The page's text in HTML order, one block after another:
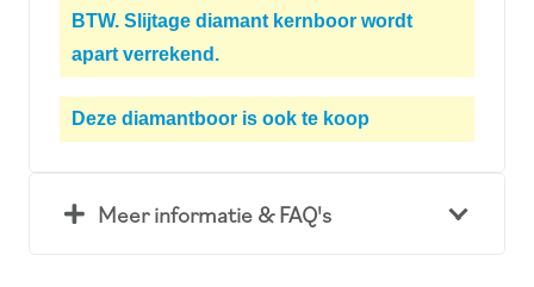
BTW. Slijtage diamant kernboor wordt
apart verrekend.
Deze diamantboor is ook te koop
Meer informatie & FAQ's